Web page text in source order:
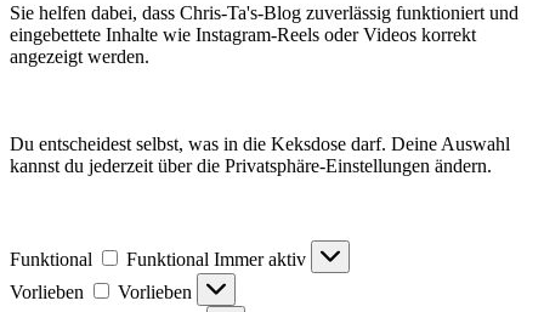
Sie helfen dabei, dass Chris-Ta's-Blog zuverlässig funktioniert und
eingebettete Inhalte wie Instagram-Reels oder Videos korrekt
angezeigt werden.
Du entscheidest selbst, was in die Keksdose darf. Deine Auswahl
kannst du jederzeit über die Privatsphäre-Einstellungen ändern.
Funktional Funktional Immer aktiv
Vorlieben
Vorlieben